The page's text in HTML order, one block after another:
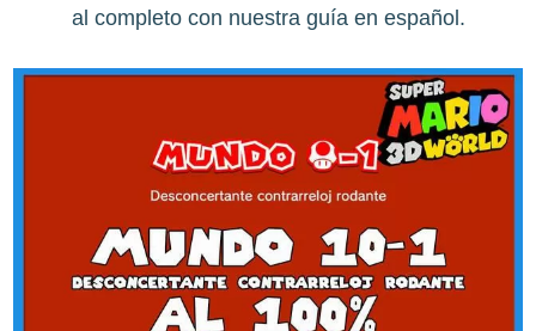
al completo con nuestra guía en español.